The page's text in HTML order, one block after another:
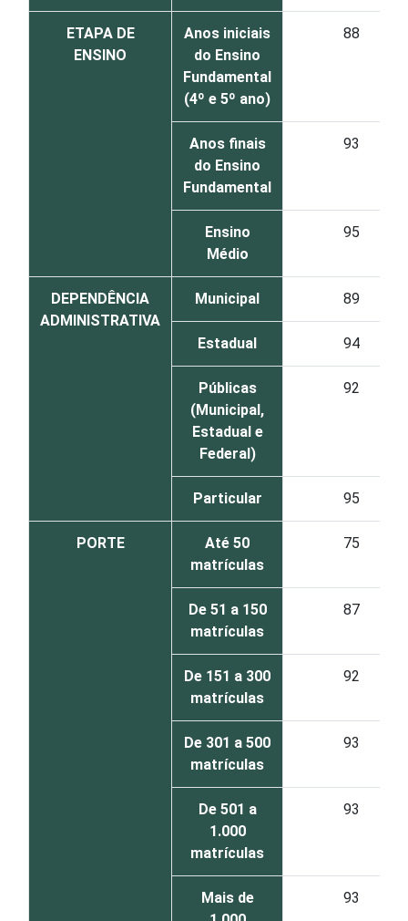
ETAPA DE
ENSINO
Anos iniciais
do Ensino
Fundamental
(4º e 5º ano)
88
Anos finais
do Ensino
Fundamental
93
Ensino
Médio
95
DEPENDÊNCIA
ADMINISTRATIVA
Municipal 89
Estadual 94
Públicas
(Municipal,
Estadual e
Federal)
92
Particular 95
PORTE
Até 50
matrículas
75
De 51 a 150
matrículas
87
De 151 a 300
matrículas
92
De 301 a 500
matrículas
93
De 501 a
1.000
matrículas
93
Mais de
93